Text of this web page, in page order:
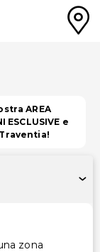
AREA
e
zona